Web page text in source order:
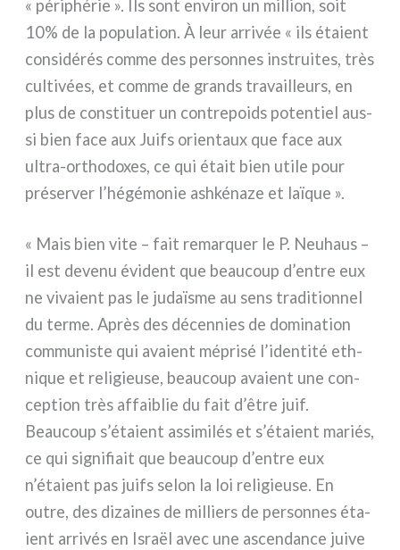
« péri­phé­rie ». Ils sont envi­ron un mil­lion, soit
10% de la popu­la­tion. À leur arri­vée « ils éta­ient
con­si­dé­rés com­me des per­son­nes instrui­tes, très
cul­ti­vées, et com­me de grands tra­vail­leurs, en
plus de con­sti­tuer un con­tre­poids poten­tiel aus­
si bien face aux Juifs orien­taux que face aux
ultra-orthodoxes, ce qui était bien uti­le pour
pré­ser­ver l’hégémonie ash­ké­na­ze et laï­que ».
« Mais bien vite – fait remar­quer le P. Neuhaus –
il est deve­nu évi­dent que beau­coup d’entre eux
ne viva­ient pas le judaï­sme au sens tra­di­tion­nel
du ter­me. Après des décen­nies de domi­na­tion
com­mu­ni­ste qui ava­ient mépri­sé l’identité eth­
ni­que et reli­gieu­se, beau­coup ava­ient une con­
cep­tion très affai­blie du fait d’être juif.
Beaucoup s’étaient assi­mi­lés et s’étaient mariés,
ce qui signi­fiait que beau­coup d’entre eux
n’étaient pas juifs selon la loi reli­gieu­se. En
outre, des dizai­nes de mil­liers de per­son­nes éta­
ient arri­vés en Israël avec une ascen­dan­ce jui­ve